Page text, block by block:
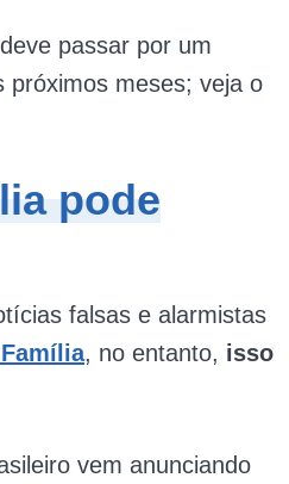
passar por um
próximos meses; veja o
pode
falsas e alarmistas
, no entanto, isso
vem anunciando